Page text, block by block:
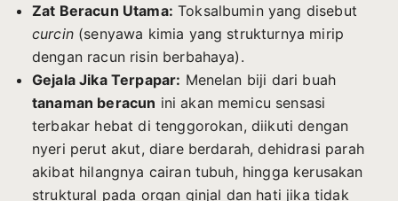
Zat Beracun Utama: Toksalbumin yang disebut
curcin(senyawa kimia yang strukturnya mirip
dengan racun risin berbahaya).
Gejala Jika Terpapar: Menelan biji dari buah
tanaman beracun ini akan memicu sensasi
terbakar hebat di tenggorokan, diikuti dengan
nyeri perut akut, diare berdarah, dehidrasi parah
akibat hilangnya cairan tubuh, hingga kerusakan
struktural pada organ ginjal dan hati jika tidak